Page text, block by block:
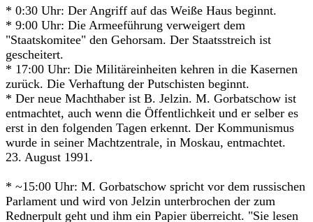
* 0:30 Uhr: Der Angriff auf das Weiße Haus beginnt.
* 9:00 Uhr: Die Armeeführung verweigert dem
"Staatskomitee" den Gehorsam. Der Staatsstreich ist
gescheitert.
* 17:00 Uhr: Die Militäreinheiten kehren in die Kasernen
zurück. Die Verhaftung der Putschisten beginnt.
* Der neue Machthaber ist B. Jelzin. M. Gorbatschow ist
entmachtet, auch wenn die Öffentlichkeit und er selber es
erst in den folgenden Tagen erkennt. Der Kommunismus
wurde in seiner Machtzentrale, in Moskau, entmachtet.
23. August 1991.
* ~15:00 Uhr: M. Gorbatschow spricht vor dem russischen
Parlament und wird von Jelzin unterbrochen der zum
Rednerpult geht und ihm ein Papier überreicht. "Sie lesen